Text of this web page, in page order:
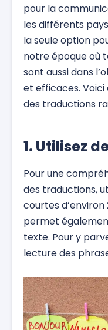
pour la
les différents
la seule option
notre époque où
sont aussi dans
et efficaces.
des traductions
1. Utilisez
Pour une
des traductions,
courtes
permet
texte. Pour y
lecture des